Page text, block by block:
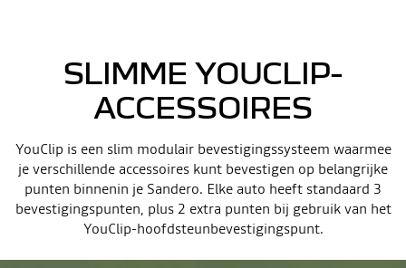
SLIMME YOUCLIP-
ACCESSOIRES
YouClip is een slim modulair bevestigingssysteem waarmee
je verschillende accessoires kunt bevestigen op belangrijke
punten binnenin je Sandero. Elke auto heeft standaard 3
bevestigingspunten, plus 2 extra punten bij gebruik van het
YouClip-hoofdsteunbevestigingspunt.